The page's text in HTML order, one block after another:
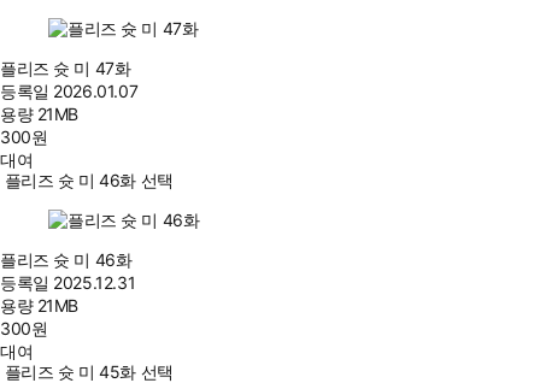
플리즈 슛 미 47화
등록일 2026.01.07
용량 21MB
300원
대여
플리즈 슛 미 46화 선택
플리즈 슛 미 46화
등록일 2025.12.31
용량 21MB
300원
대여
플리즈 슛 미 45화 선택